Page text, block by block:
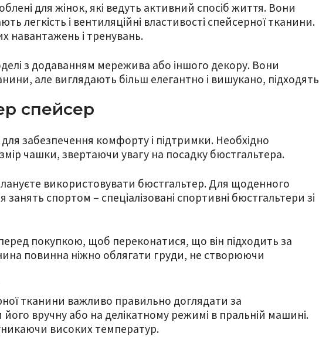
для жінок, які ведуть активний спосіб життя. Вони
легкість і вентиляційні властивості спейсерної тканини.
навантажень і тренувань.
з додаванням мережива або іншого декору. Вони
але виглядають більш елегантно і вишукано, підходять
спейсер
забезпечення комфорту і підтримки. Необхідно
чашки, звертаючи увагу на посадку бюстгальтера.
використовувати бюстгальтер. Для щоденного
занять спортом – спеціалізовані спортивні бюстгальтери зі
покупкою, щоб переконатися, що він підходить за
повинна ніжно облягати груди, не створюючи
тканини важливо правильно доглядати за
вручну або на делікатному режимі в пральній машині.
високих температур.